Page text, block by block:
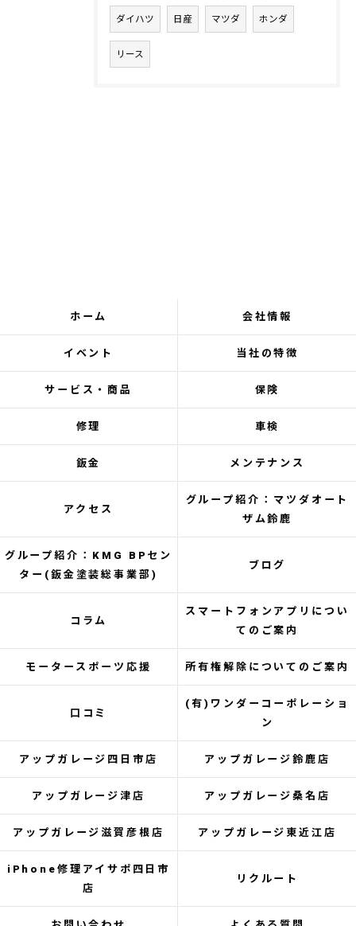
ダイハツ 日産 マツダ ホンダ
リース
ホーム 会社情報
イベント 当社の特徴
サービス・商品 保険
修理 車検
鈑金 メンテナンス
アクセス
グループ紹介：マツダオート
ザム鈴鹿
グループ紹介：KMG BPセン
ター(鈑金塗装総事業部)
ブログ
コラム
スマートフォンアプリについ
てのご案内
モータースポーツ応援 所有権解除についてのご案内
口コミ
(有)ワンダーコーポレーショ
ン
アップガレージ四日市店 アップガレージ鈴鹿店
アップガレージ津店 アップガレージ桑名店
アップガレージ滋賀彦根店 アップガレージ東近江店
iPhone修理アイサポ四日市
店
リクルート